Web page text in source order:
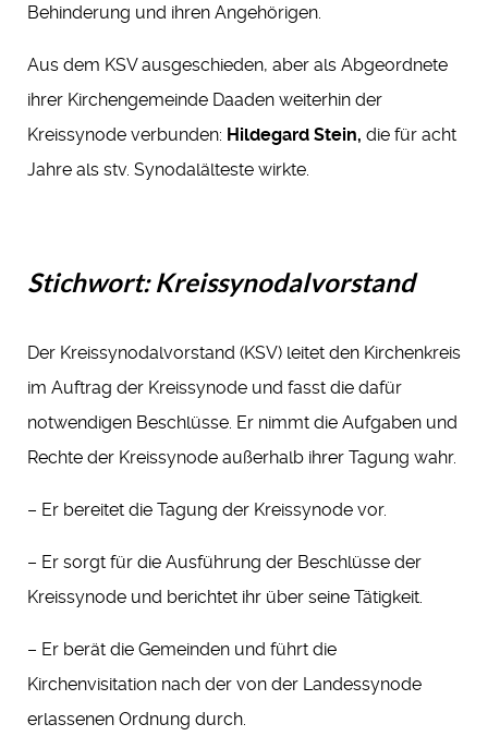
Behinderung und ihren Angehörigen.
Aus dem KSV ausgeschieden, aber als Abgeordnete
ihrer Kirchengemeinde Daaden weiterhin der
Kreissynode verbunden: Hildegard Stein, die für acht
Jahre als stv. Synodalälteste wirkte.
Stichwort: Kreissynodalvorstand
Der Kreissynodalvorstand (KSV) leitet den Kirchenkreis
im Auftrag der Kreissynode und fasst die dafür
notwendigen Beschlüsse. Er nimmt die Aufgaben und
Rechte der Kreissynode außerhalb ihrer Tagung wahr.
– Er bereitet die Tagung der Kreissynode vor.
– Er sorgt für die Ausführung der Beschlüsse der
Kreissynode und berichtet ihr über seine Tätigkeit.
– Er berät die Gemeinden und führt die
Kirchenvisitation nach der von der Landessynode
erlassenen Ordnung durch.